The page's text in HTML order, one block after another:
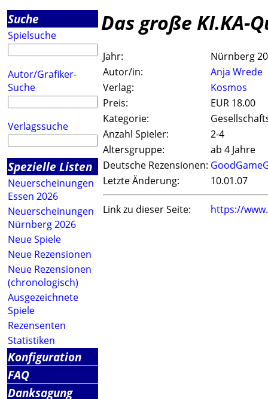
Suche
Spielsuche
Autor/Grafiker-
Suche
Verlagssuche
Spezielle Listen
Neuerscheinungen
Essen 2026
Neuerscheinungen
Nürnberg 2026
Neue Spiele
Neue Rezensionen
Neue Rezensionen
(chronologisch)
Ausgezeichnete
Spiele
Rezensenten
Statistiken
Konfiguration
FAQ
Danksagung
Das große KI.KA-
Jahr:
Nürnberg
Autor/in:
Anja Wrede
Verlag:
Kosmos
Preis:
EUR 18.00
Kategorie:
Anzahl Spieler:
2-4
Altersgruppe:
ab 4 Jahre
Deutsche Rezensionen:
Letzte Änderung:
10.01.07
Link zu dieser Seite: https://